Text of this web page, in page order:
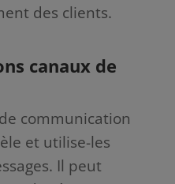
des clients.
canaux de
communication
et utilise-les
Il peut